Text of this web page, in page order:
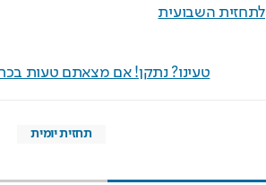
לתחזית השבועית
טעינו? נתקן! אם מצאתם טעות
תחזית יומית